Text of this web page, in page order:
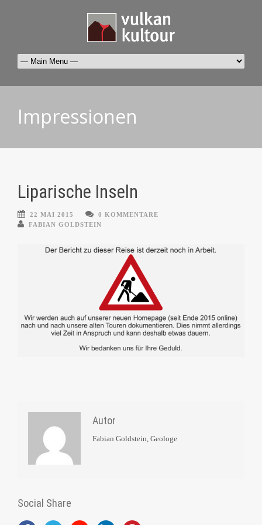
Impressionen
Liparische Inseln
22 MAI 2015
0 KOMMENTARE
FABIAN GOLDSTEIN
Autor
Fabian Goldstein, Geologe
Social Share